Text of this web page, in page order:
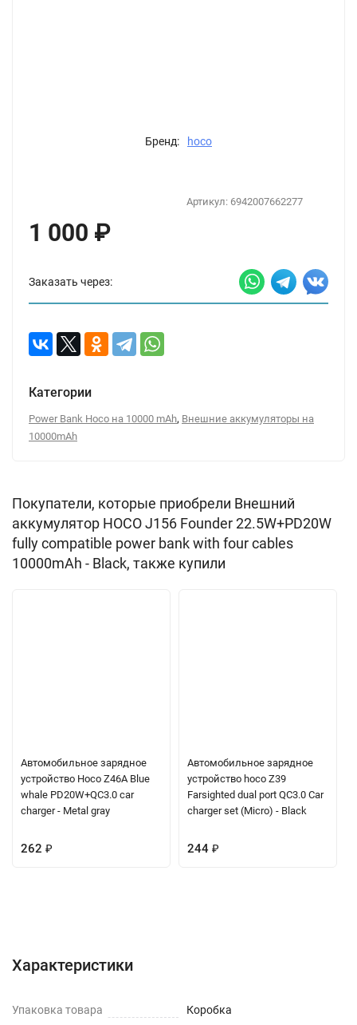
Бренд: hoco
Артикул: 6942007662277
1 000 ₽
Заказать через:
Категории
Power Bank Hoco на 10000 mAh, Внешние аккумуляторы на
10000mAh
Покупатели, которые приобрели Внешний
аккумулятор HOCO J156 Founder 22.5W+PD20W
fully compatible power bank with four cables
10000mAh - Black, также купили
Автомобильное зарядное
устройство Hoco Z46A Blue
whale PD20W+QC3.0 car
charger - Metal gray
262 ₽
Автомобильное зарядное
устройство hoco Z39
Farsighted dual port QC3.0 Car
charger set (Micro) - Black
244 ₽
Характеристики
Упаковка товара Коробка